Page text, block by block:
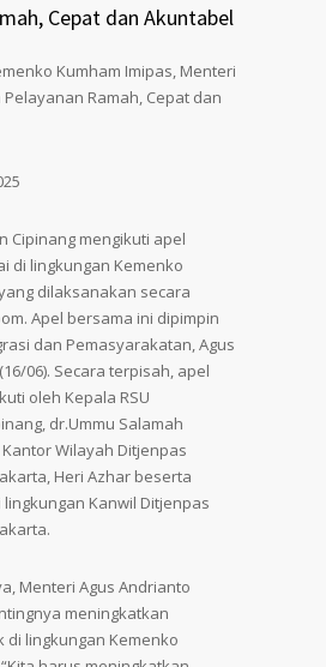
Cepat dan Akuntabel
Kumham Imipas, Menteri
Ramah, Cepat dan
Cipinang mengikuti apel
di lingkungan Kemenko
dilaksanakan secara
Apel bersama ini dipimpin
dan Pemasyarakatan, Agus
06). Secara terpisah, apel
oleh Kepala RSU
dr.Ummu Salamah
Wilayah Ditjenpas
Heri Azhar beserta
lingkungan Kanwil Ditjenpas
Menteri Agus Andrianto
meningkatkan
di lingkungan Kemenko